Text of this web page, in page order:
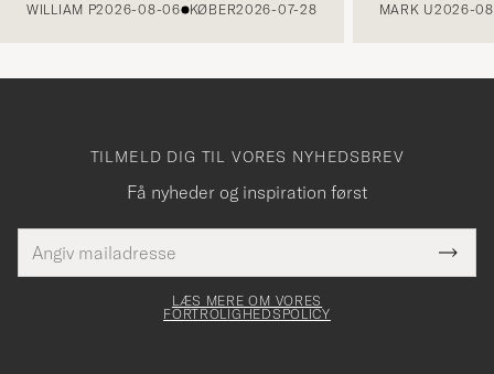
WILLIAM P2026-08-06 KØBER2026-07-28 MARK U2026-
TILMELD DIG TIL VORES NYHEDSBREV
Få nyheder og inspiration først
mailadresse
skal
Tack
för
LÆS MERE OM VORES
FORTROLIGHEDSPOLICY